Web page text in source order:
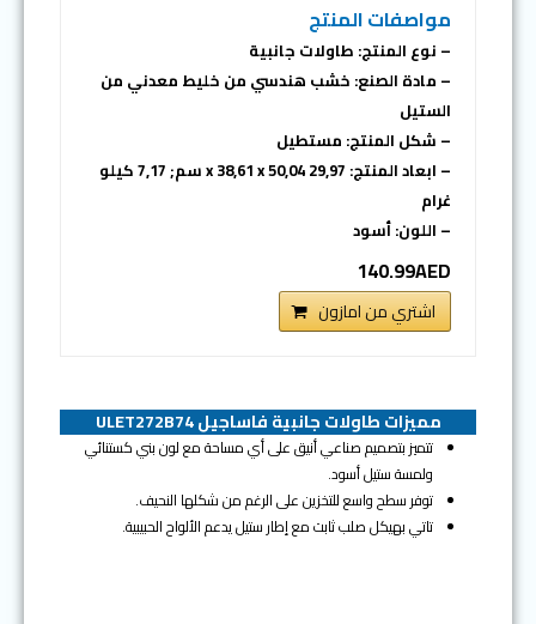
مواصفات المنتج
– نوع المنتج: طاولات جانبية
– مادة الصنع: خشب هندسي من خليط معدني من
الستيل
– شكل المنتج: مستطيل
– ابعاد المنتج: 29,97 x 38,61 x 50,04 سم; 7,17 كيلو
غرام
– اللون: أسود
140.99AED
اشتري من امازون
مميزات طاولات جانبية فاساجيل ULET272B74
تتميز بتصميم صناعي أنيق على أي مساحة مع لون بني كستنائي
ولمسة ستيل أسود.
توفر سطح واسع للتخزين على الرغم من شكلها النحيف.
تاتي بهيكل صلب ثابت مع إطار ستيل يدعم الألواح الحبيبية.